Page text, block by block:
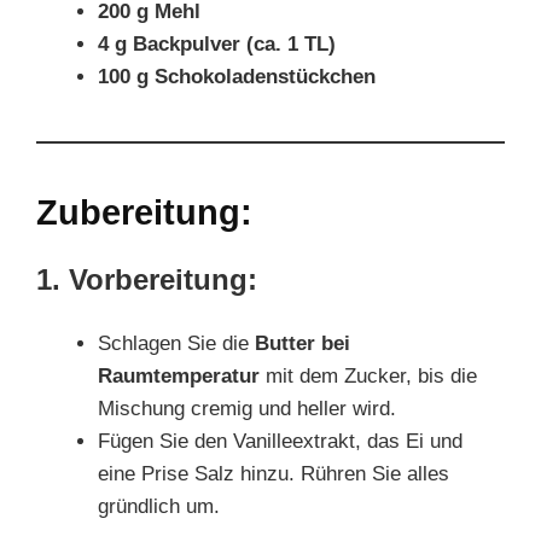
200 g Mehl
4 g Backpulver (ca. 1 TL)
100 g Schokoladenstückchen
Zubereitung:
1. Vorbereitung:
Schlagen Sie die Butter bei
Raumtemperatur mit dem Zucker, bis die
Mischung cremig und heller wird.
Fügen Sie den Vanilleextrakt, das Ei und
eine Prise Salz hinzu. Rühren Sie alles
gründlich um.